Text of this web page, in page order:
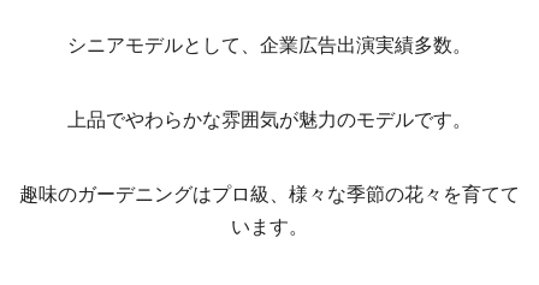
シニアモデルとして、企業広告出演実績多数。
上品でやわらかな雰囲気が魅力のモデルです。
趣味のガーデニングはプロ級、様々な季節の花々を育てて
います。